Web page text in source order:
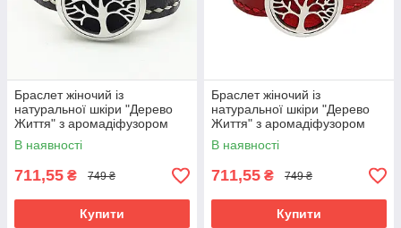
Браслет жіночий із
натуральної шкіри "Дерево
Життя" з аромадіфузором
Silver Taurus 9010/14.
В наявності
711,55 ₴ 749 ₴
Купити
Браслет жіночий із
натуральної шкіри "Дерево
Життя" з аромадіфузором
Silver Taurus 9010/4.
В наявності
711,55 ₴ 749 ₴
Купити